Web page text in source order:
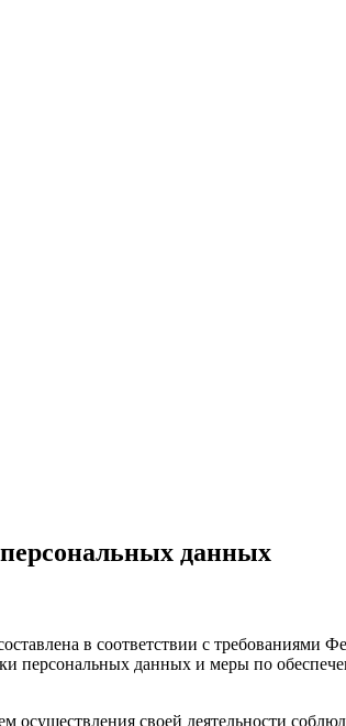
данных
в соответствии с
персональных данных и меры по
осуществления своей деятельности